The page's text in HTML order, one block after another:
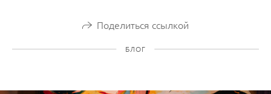
Поделиться ссылкой
БЛОГ